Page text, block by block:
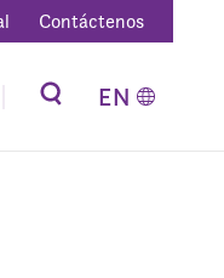
Contáctenos
EN